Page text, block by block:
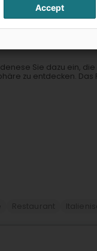
Sie dazu ein,
zu entdecken. Das
Accept